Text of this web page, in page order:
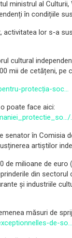
ministrul al
în condițiile
activitatea lor s-a
cultural
mii de cetățeni, pe
protecția-soc…
poate face aici:
în Comisia
artiștilor
de milioane de
din sectorul
și industriile
măsuri de
de-so…